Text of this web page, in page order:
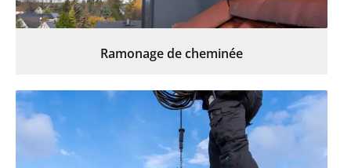
Ramonage de cheminée